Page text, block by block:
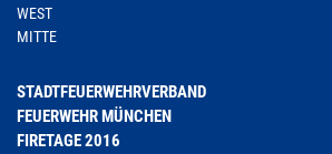
WEST
MITTE
STADTFEUERWEHRVERBAND
FEUERWEHR MÜNCHEN
FIRETAGE 2016